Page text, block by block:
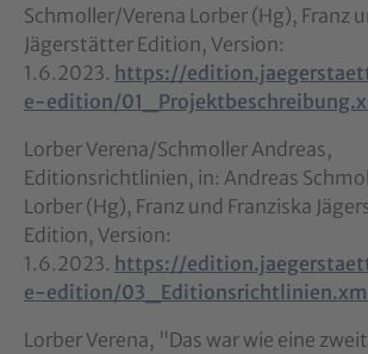
Schmoller/Verena Lorber (Hg), Franz
Jägerstätter Edition, Version:
1.6.2023. https://
e-edition/
Lorber Verena/Schmoller Andreas,
Editionsrichtlinien, in: Andreas
Lorber (Hg), Franz und Franziska
Edition, Version:
1.6.2023. https://
e-edition/
Lorber Verena, "Das war wie eine